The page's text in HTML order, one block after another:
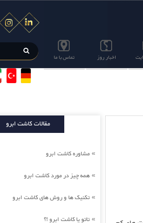
اخبار روز تماس با ما
مقالات کاشت ابرو
» مشاوره کاشت ابرو
» همه چیز در مورد کاشت ابرو
» تکنیک ها و روش های کاشت ابرو
» تاتو یا کاشت ابرو !؟